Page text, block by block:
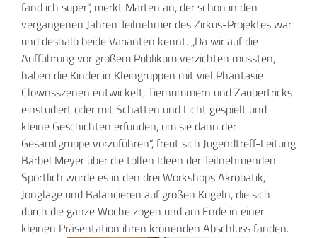
fand ich super“, merkt Marten an, der schon in den
vergangenen Jahren Teilnehmer des Zirkus-Projektes war
und deshalb beide Varianten kennt. „Da wir auf die
Aufführung vor großem Publikum verzichten mussten,
haben die Kinder in Kleingruppen mit viel Phantasie
Clownsszenen entwickelt, Tiernummern und Zaubertricks
einstudiert oder mit Schatten und Licht gespielt und
kleine Geschichten erfunden, um sie dann der
Gesamtgruppe vorzuführen“, freut sich Jugendtreff-Leitung
Bärbel Meyer über die tollen Ideen der Teilnehmenden.
Sportlich wurde es in den drei Workshops Akrobatik,
Jonglage und Balancieren auf großen Kugeln, die sich
durch die ganze Woche zogen und am Ende in einer
kleinen Präsentation ihren krönenden Abschluss fanden.